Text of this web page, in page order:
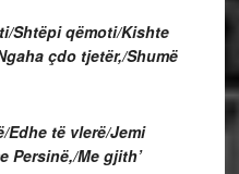
Shtëpi qëmoti/Kishte
çdo tjetër,/Shumë
Edhe të vlerë/Jemi
Persinë,/Me gjith’